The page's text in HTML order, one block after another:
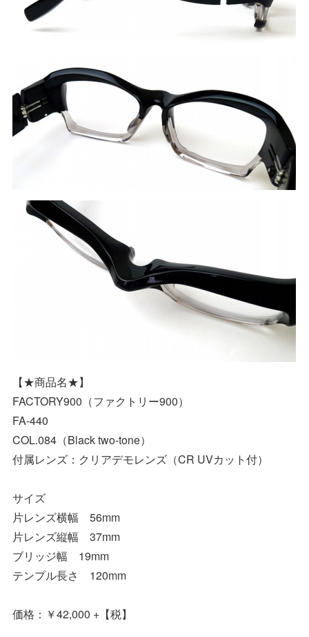
【★商品名★】
FACTORY900（ファクトリー900）
FA-440
COL.084（Black two-tone）
付属レンズ：クリアデモレンズ（CR UVカット付）
サイズ
片レンズ横幅 56mm
片レンズ縦幅 37mm
ブリッジ幅 19mm
テンプル長さ 120mm
価格：￥42,000 +【税】